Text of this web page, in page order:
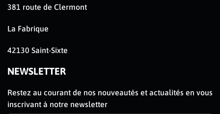
381 route de Clermont
La Fabrique
42130 Saint-Sixte
NEWSLETTER
Restez au courant de nos nouveautés et actualités en vous
inscrivant à notre newsletter